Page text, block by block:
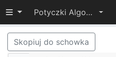
Przełącz widoczność menu
Potyczki Algorytmiczne 2022
Skopiuj do schowka